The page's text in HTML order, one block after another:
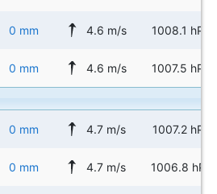
0 mm 4.6 m/s 1008.1 hPa
0 mm 4.6 m/s 1007.5 hPa
0 mm 4.7 m/s 1007.2 hPa
0 mm 4.7 m/s 1006.8 hPa